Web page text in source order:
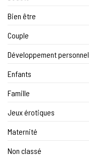
Bien être
Couple
Développement personnel
Enfants
Famille
Jeux érotiques
Maternité
Non classé